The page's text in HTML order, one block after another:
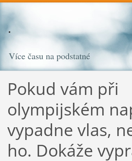
Více času na podstatné
Pokud vám při
olympijském
vypadne vlas,
ho. Dokáže